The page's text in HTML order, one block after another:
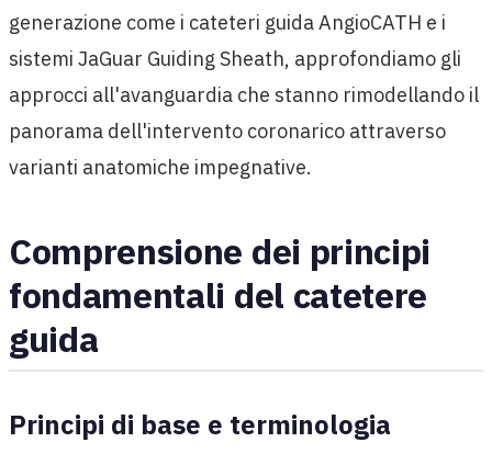
generazione come i cateteri guida AngioCATH e i
sistemi JaGuar Guiding Sheath, approfondiamo gli
approcci all'avanguardia che stanno rimodellando il
panorama dell'intervento coronarico attraverso
varianti anatomiche impegnative.
Comprensione dei principi
fondamentali del catetere
guida
Principi di base e terminologia